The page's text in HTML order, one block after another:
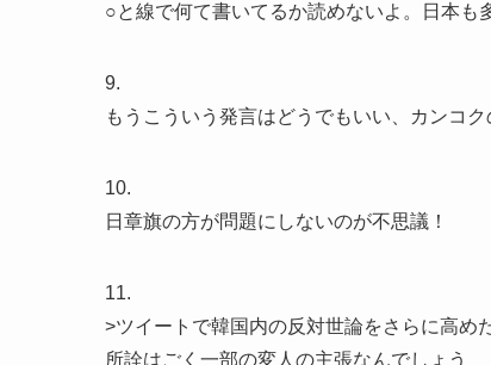
○と線で何て書いてるか読めないよ。日本も
9.
もうこういう発言はどうでもいい、カンコ
10.
日章旗の方が問題にしないのが不思議！
11.
>ツイートで韓国内の反対世論をさらに高め
所詮はごく一部の変人の主張なんでしょう